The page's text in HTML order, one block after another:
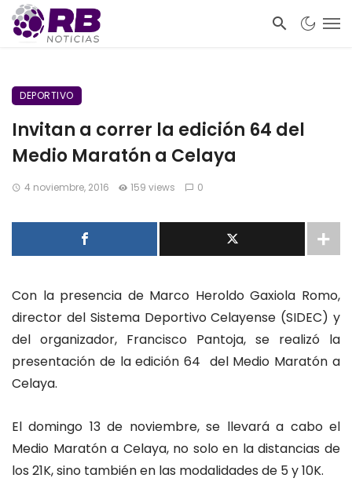
DEPORTIVO
Invitan a correr la edición 64 del
Medio Maratón a Celaya
4 noviembre, 2016 159 views 0
Con la presencia de Marco Heroldo Gaxiola Romo,
director del Sistema Deportivo Celayense (SIDEC) y
del organizador, Francisco Pantoja, se realizó la
presentación de la edición 64 del Medio Maratón a
Celaya.
El domingo 13 de noviembre, se llevará a cabo el
Medio Maratón a Celaya, no solo en la distancias de
los 21K, sino también en las modalidades de 5 y 10K.